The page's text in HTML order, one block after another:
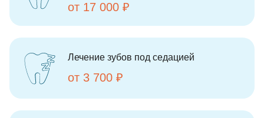
от 17 000 ₽
Лечение зубов под седацией
от 3 700 ₽